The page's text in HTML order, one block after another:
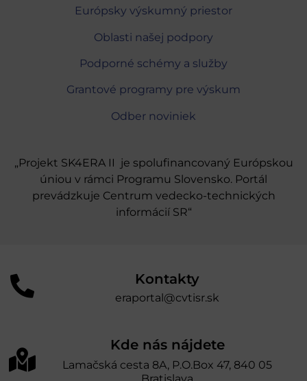
Európsky výskumný priestor
Oblasti našej podpory
Podporné schémy a služby
Grantové programy pre výskum
Odber noviniek
„Projekt SK4ERA II je spolufinancovaný Európskou
úniou v rámci Programu Slovensko. Portál
prevádzkuje Centrum vedecko-technických
informácií SR“
Kontakty
eraportal@cvtisr.sk
Kde nás nájdete
Lamačská cesta 8A, P.O.Box 47, 840 05
Bratislava